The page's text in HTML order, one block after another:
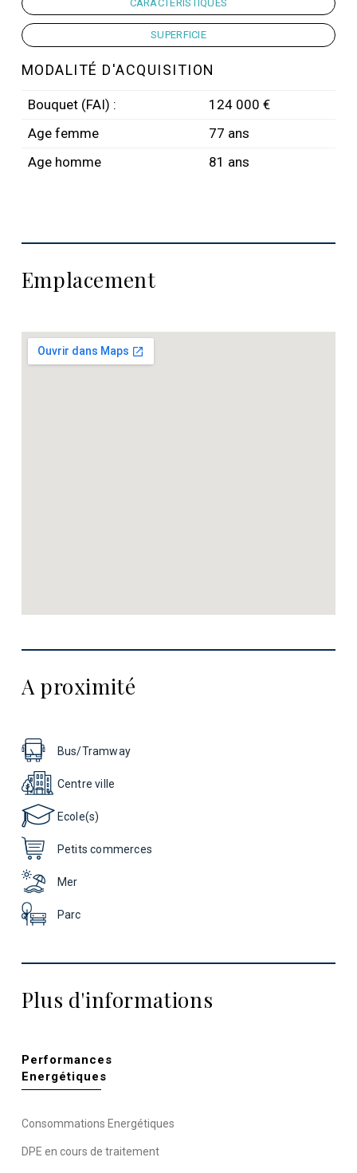
CARACTÉRISTIQUES
SUPERFICIE
MODALITÉ D'ACQUISITION
Bouquet (FAI) :
124 000 €
Age femme
77 ans
Age homme
81 ans
Emplacement
A proximité
Bus/Tramway
Centre ville
Ecole(s)
Petits commerces
Mer
Parc
Plus d'informations
Performances
Energétiques
Consommations Energétiques
DPE en cours de traitement